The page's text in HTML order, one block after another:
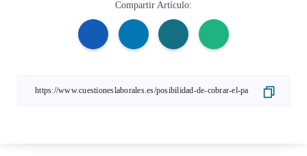
Compartir Artículo: